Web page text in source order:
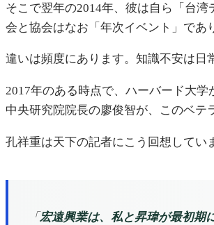
そこで翌年の2014年、彼は自ら「台
会と協会はなお「年次イベント」で
違いは頻度にあります。知識不安は
2017年のある時点で、ハーバード大
中央研究院院長の廖俊智が、このベ
孔祥重は天下の記者にこう回想してい
「宏遠興業は、私と昇瑋が最初期